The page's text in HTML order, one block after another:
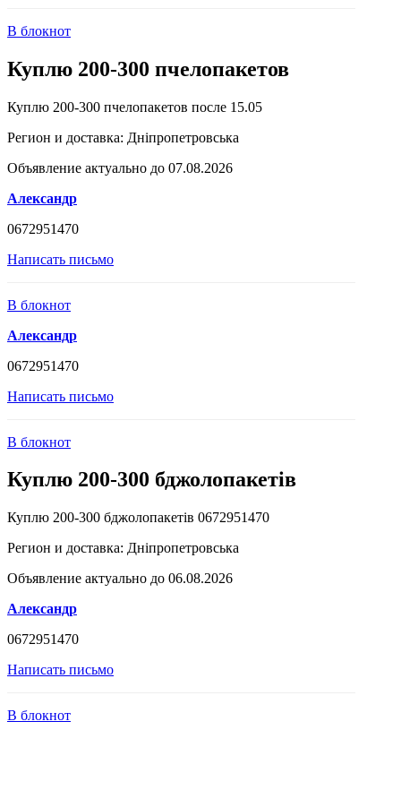
В блокнот
Куплю 200-300 пчелопакетов
Куплю 200-300 пчелопакетов после 15.05
Регион и доставка: Дніпропетровська
Объявление актуально до 07.08.2026
Александр
0672951470
Написать письмо
В блокнот
Александр
0672951470
Написать письмо
В блокнот
Куплю 200-300 бджолопакетів
Куплю 200-300 бджолопакетів 0672951470
Регион и доставка: Дніпропетровська
Объявление актуально до 06.08.2026
Александр
0672951470
Написать письмо
В блокнот